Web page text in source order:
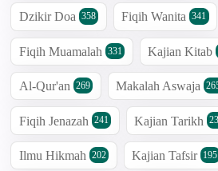
Dzikir Doa 358 Fiqih Wanita 341
Fiqih Muamalah 331 Kajian Kitab
Al-Qur'an 269 Makalah Aswaja
Fiqih Jenazah 241 Kajian Tarikh
Ilmu Hikmah 202 Kajian Tafsir 195